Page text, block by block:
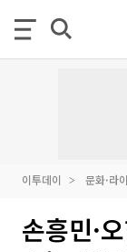
이투데이 문화·라
손흥민·